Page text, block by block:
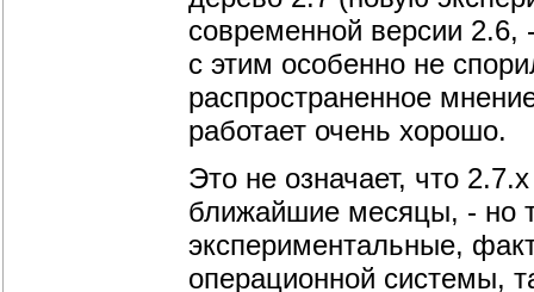
современной версии 2.6,
с этим особенно не
распространенное
работает очень хорошо.
Это не означает, что
ближайшие месяцы, - но
экспериментальные,
операционной системы,